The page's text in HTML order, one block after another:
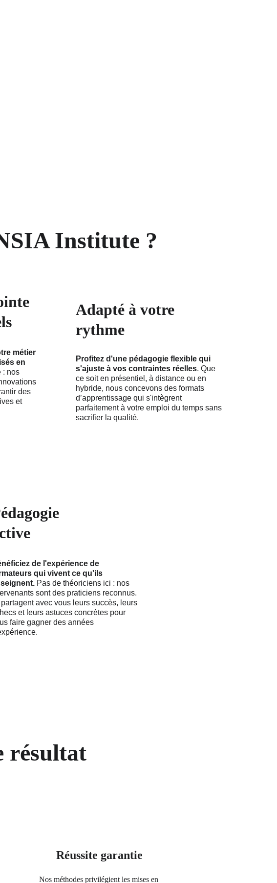
Institute ?
métier
en
: nos
des
et
de l'expérience de
qui vivent ce qu'ils
Pas de théoriciens ici : nos
sont des praticiens reconnus.
partagent avec vous leurs succès, leurs
et leurs astuces concrètes pour
faire gagner des années
Adapté à votre
rythme
Profitez d'une pédagogie flexible qui
s'ajuste à vos contraintes réelles. Que
ce soit en présentiel, à distance ou en
hybride, nous concevons des formats
d’apprentissage qui s'intègrent
parfaitement à votre emploi du temps sans
sacrifier la qualité.
résultat
Réussite garantie
Nos méthodes privilégient les mises en